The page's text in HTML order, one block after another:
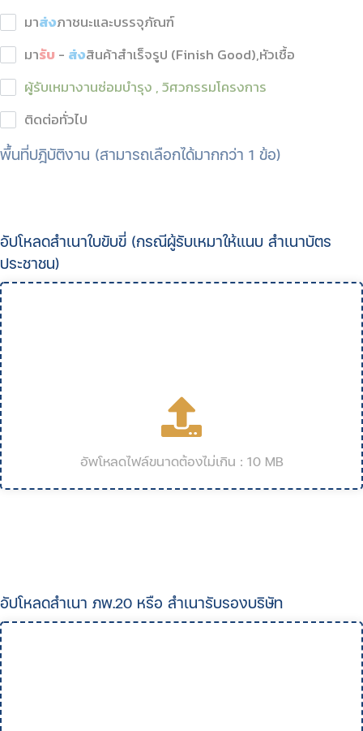
มาส่งภาชนะและบรรจุภัณฑ์
มารับ - ส่งสินค้าสำเร็จรูป (Finish Good),หัวเชื้อ
ผู้รับเหมางานซ่อมบำรุง , วิศวกรรมโครงการ
ติดต่อทั่วไป
พื้นที่ปฎิบัติงาน (สามารถเลือกได้มากกว่า 1 ข้อ)
อัปโหลดสำเนาใบขับขี่ (กรณีผู้รับเหมาให้แนบ สำเนาบัตร
ประชาชน)
อัพโหลดไฟล์ขนาดต้องไม่เกิน : 10 MB
อัปโหลดสำเนา ภพ.20 หรือ สำเนารับรองบริษัท